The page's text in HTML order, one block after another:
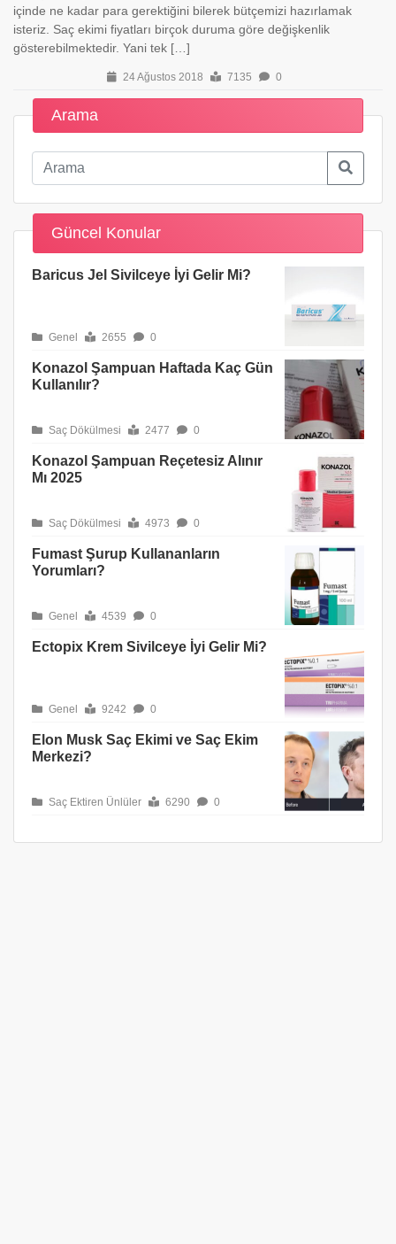
içinde ne kadar para gerektiğini bilerek bütçemizi hazırlamak
isteriz. Saç ekimi fiyatları birçok duruma göre değişkenlik
gösterebilmektedir. Yani tek […]
24 Ağustos 2018 7135 0
Arama
Güncel Konular
Baricus Jel Sivilceye İyi Gelir Mi?
Genel 2655 0
Konazol Şampuan Haftada Kaç Gün
Kullanılır?
Saç Dökülmesi 2477 0
Konazol Şampuan Reçetesiz Alınır
Mı 2025
Saç Dökülmesi 4973 0
Fumast Şurup Kullananların
Yorumları?
Genel 4539 0
Ectopix Krem Sivilceye İyi Gelir Mi?
Genel 9242 0
Elon Musk Saç Ekimi ve Saç Ekim
Merkezi?
Saç Ektiren Ünlüler 6290 0